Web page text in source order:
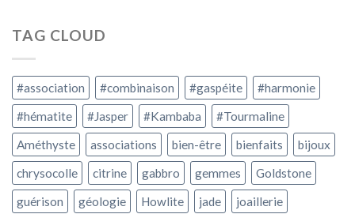
TAG CLOUD
#association #combinaison #gaspéite
#harmonie
#hématite
#Jasper #Kambaba
#Tourmaline
Améthyste
associations bien-être bienfaits
bijoux
chrysocolle
citrine gabbro gemmes
Goldstone
guérison
géologie Howlite jade
joaillerie